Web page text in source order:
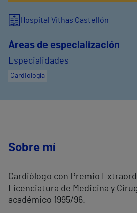
Hospital Vithas Castellón
Áreas de especialización
Especialidades
Cardiología
Sobre mí
Cardiólogo con Premio
Licenciatura de Medicina y
académico 1995/96.